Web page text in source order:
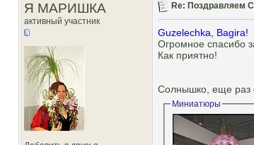
Я МАРИШКА
активный участник
Re: Поздравляем
Guzelechka, Bagira!
Огромное спасибо
Как приятно!
Солнышко, еще раз
Миниатюры